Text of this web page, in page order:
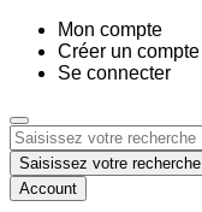
Mon compte
Créer un compte
Se connecter
Saisissez votre recherche
Account